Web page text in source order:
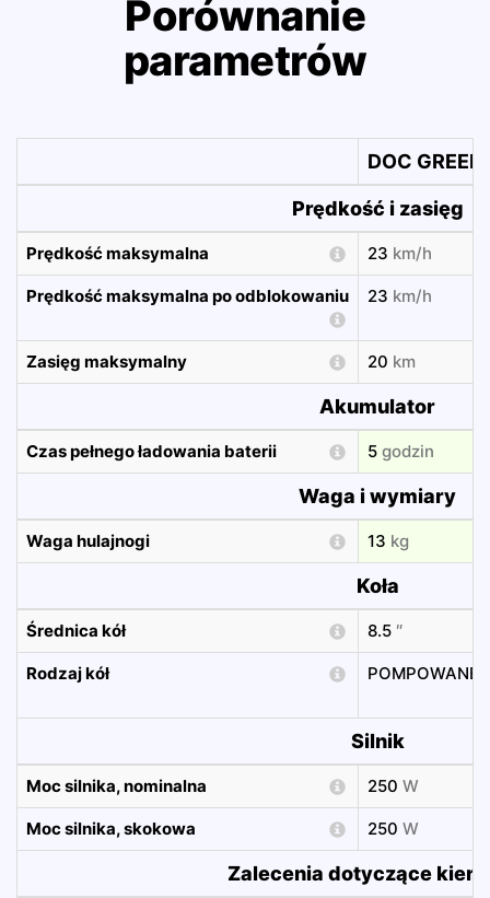
Porównanie
parametrów
DOC
Prędkość i zasięg
Prędkość maksymalna 23 km/h
Prędkość maksymalna po odblokowaniu 23 km/h
Zasięg maksymalny 20 km
Akumulator
Czas pełnego ładowania baterii 5 godzin
Waga i wymiary
Waga hulajnogi 13 kg
Koła
Średnica kół 8.5 ″
Rodzaj kół POMPOWANE
Silnik
Moc silnika, nominalna 250 W
Moc silnika, skokowa 250 W
Zalecenia dotyczące